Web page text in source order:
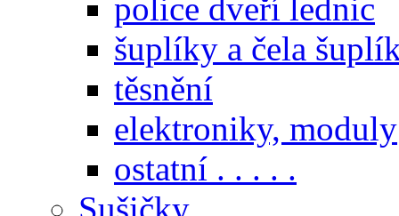
police dveří lednic
šuplíky a čela
těsnění
elektroniky, moduly
ostatní . . . . .
Sušičky